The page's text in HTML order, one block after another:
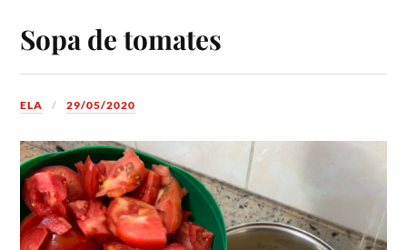
Sopa de tomates
ELA 29/05/2020